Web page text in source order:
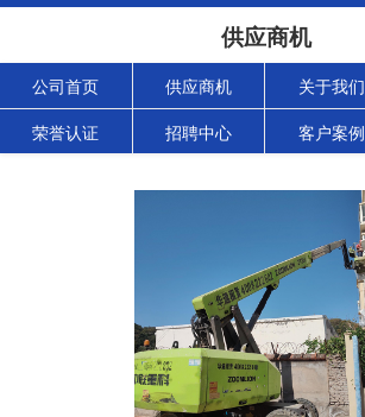
供应商机
公司首页 供应商机 关于我们
荣誉认证 招聘中心 客户案例